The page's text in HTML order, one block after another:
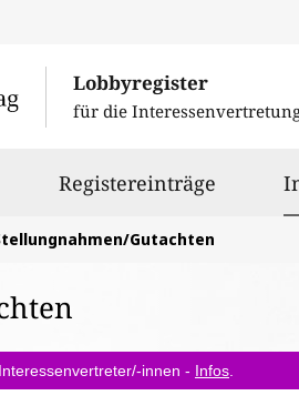
Lobbyregister
für die
Registereinträge
Gutachten
innen - Infos